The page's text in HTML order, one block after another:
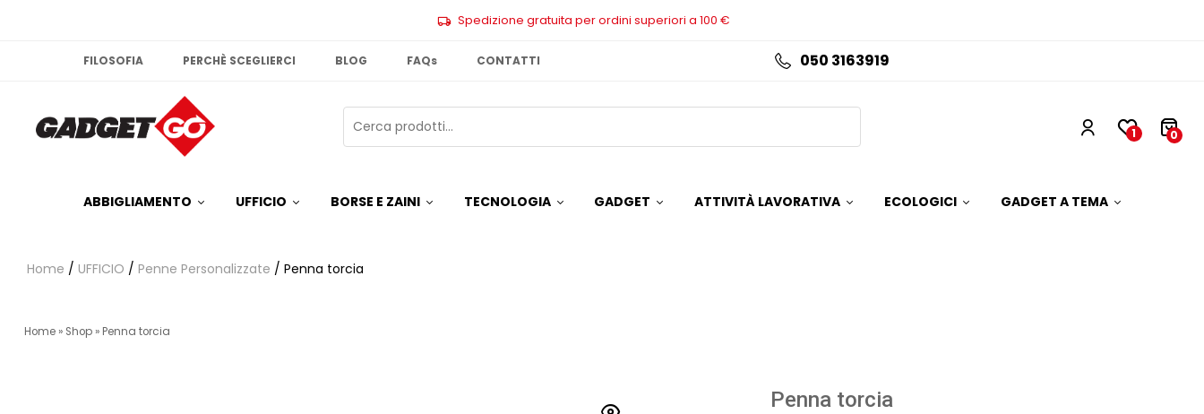
Spedizione gratuita per ordini superiori a 100 €
FILOSOFIA PERCHÈ SCEGLIERCI BLOG FAQs CONTATTI 050 3163919
1 0
ABBIGLIAMENTO UFFICIO BORSE E ZAINI TECNOLOGIA GADGET ATTIVITÀ LAVORATIVA ECOLOGICI GADGET A TEMA
Home / UFFICIO / Penne Personalizzate / Penna torcia
Home » Shop » Penna torcia
Penna torcia